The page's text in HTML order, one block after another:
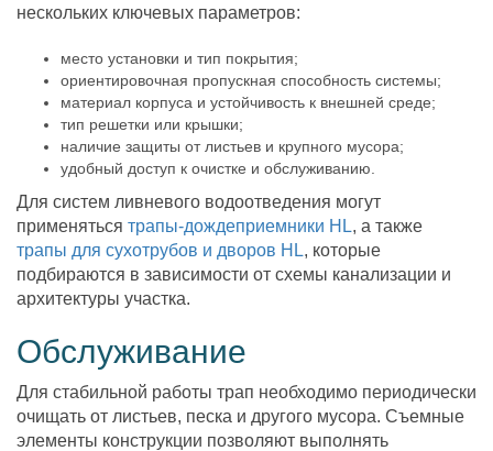
нескольких ключевых параметров:
место установки и тип покрытия;
ориентировочная пропускная способность системы;
материал корпуса и устойчивость к внешней среде;
тип решетки или крышки;
наличие защиты от листьев и крупного мусора;
удобный доступ к очистке и обслуживанию.
Для систем ливневого водоотведения могут
применяться трапы-дождеприемники HL, а также
трапы для сухотрубов и дворов HL, которые
подбираются в зависимости от схемы канализации и
архитектуры участка.
Обслуживание
Для стабильной работы трап необходимо периодически
очищать от листьев, песка и другого мусора. Съемные
элементы конструкции позволяют выполнять